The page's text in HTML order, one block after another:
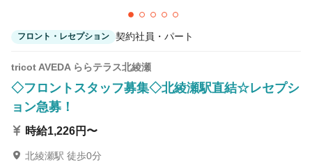
フロント・レセプション 契約社員・パート
tricot AVEDA ららテラス北綾瀬
◇フロントスタッフ募集◇北綾瀬駅直結☆レセプシ
ョン急募！
時給1,226円〜
北綾瀬駅 徒歩0分